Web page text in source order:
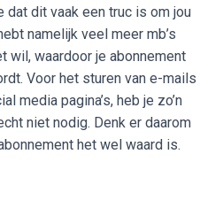
dat dit vaak een truc is om jou
namelijk veel meer mb’s
wil, waardoor je abonnement
Voor het sturen van e-mails
media pagina’s, heb je zo’n
niet nodig. Denk er daarom
het wel waard is.